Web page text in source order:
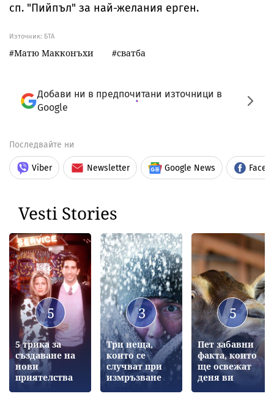
сп. "Пийпъл" за най-желания ерген.
Източник: БТА
Матю Макконъхи сватба
Добави ни в предпочитани източници в
Google
Последвайте ни
Viber Newsletter Google News
Vesti Stories
5
5 трика за
създаване на
нови
приятелства
3
Три неща,
които се
случват при
измръзване
5
Пет забавни
факта, които
ще освежат
деня ви